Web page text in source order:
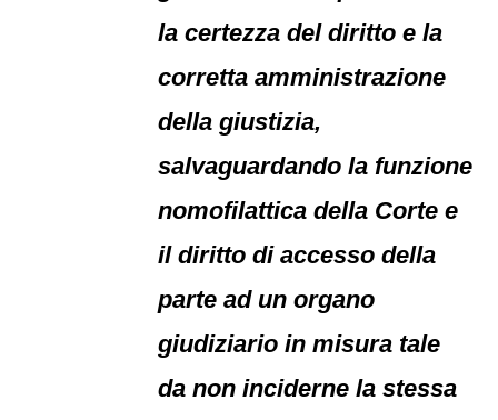
la certezza del diritto e la
corretta amministrazione
della giustizia,
salvaguardando la funzione
nomofilattica della Corte e
il diritto di accesso della
parte ad un organo
giudiziario in misura tale
da non inciderne la stessa